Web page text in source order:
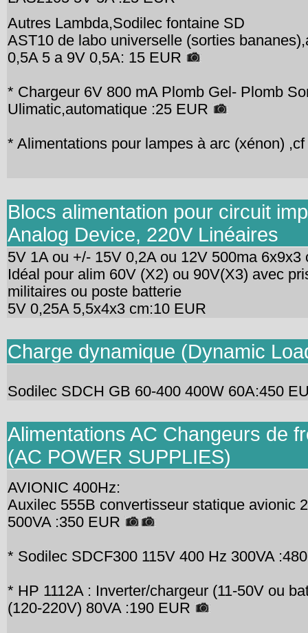
Autres Lambda,Sodilec fontaine SD
AST10 de labo universelle (sorties
0,5A 5 a 9V 0,5A: 15 EUR
* Chargeur 6V 800 mA Plomb Gel- Plomb
Ulimatic,automatique :25 EUR
* Alimentations pour lampes à arc (xénon)
Blocs alimentation pour circuit
Analog Device, 220V Linéaires
5V 1A ou +/- 15V 0,2A ou 12V 500ma
Idéal pour alim 60V (X2) ou 90V(X3) avec
militaires ou poste batterie
5V 0,25A 5,5x4x3 cm:10 EUR
Charge dynamique (Dynamic
Sodilec SDCH GB 60-400 400W 60A:450
Alimentations AC Changeurs de
(AC POWER SUPPLIES)
AVIONIC 400Hz:
Auxilec 555B convertisseur statique avionic
500VA :350 EUR
* Sodilec SDCF300 115V 400 Hz 300VA
* HP 1112A : Inverter/chargeur (11-50V ou
(120-220V) 80VA :190 EUR